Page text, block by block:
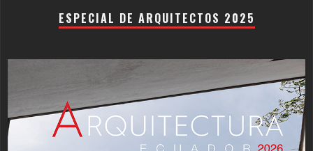
ESPECIAL DE ARQUITECTOS 2025